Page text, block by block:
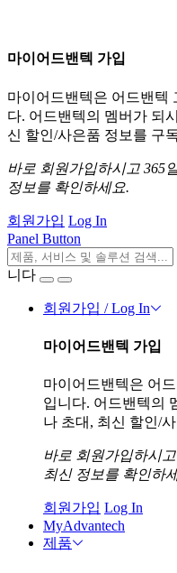
마이어드밴텍 가입
마이어드밴텍은 어드밴텍
다. 어드밴텍의 멤버가 되
신 할인/사은품 정보를 구
바로 회원가입하시고 365
정보를 확인하세요.
회원가입 Log In
Panel Button
니다
회원가입 / Log In
마이어드밴텍 가입
마이어드밴텍은 어
입니다. 어드밴텍의
나 초대, 최신 할인/
바로 회원가입하시
최신 정보를 확인하
회원가입 Log In
MyAdvantech
제품